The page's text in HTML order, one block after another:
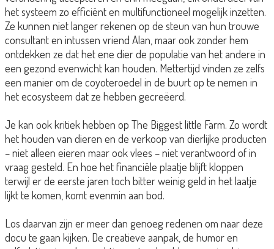
het systeem zo efficiënt en multifunctioneel mogelijk inzetten.
Ze kunnen niet langer rekenen op de steun van hun trouwe
consultant en intussen vriend Alan, maar ook zonder hem
ontdekken ze dat het ene dier de populatie van het andere in
een gezond evenwicht kan houden. Mettertijd vinden ze zelfs
een manier om de coyoteroedel in de buurt op te nemen in
het ecosysteem dat ze hebben gecreëerd.
Je kan ook kritiek hebben op The Biggest little Farm. Zo wordt
het houden van dieren en de verkoop van dierlijke producten
– niet alleen eieren maar ook vlees – niet verantwoord of in
vraag gesteld. En hoe het financiële plaatje blijft kloppen
terwijl er de eerste jaren toch bitter weinig geld in het laatje
lijkt te komen, komt evenmin aan bod.
Los daarvan zijn er meer dan genoeg redenen om naar deze
docu te gaan kijken. De creatieve aanpak, de humor en